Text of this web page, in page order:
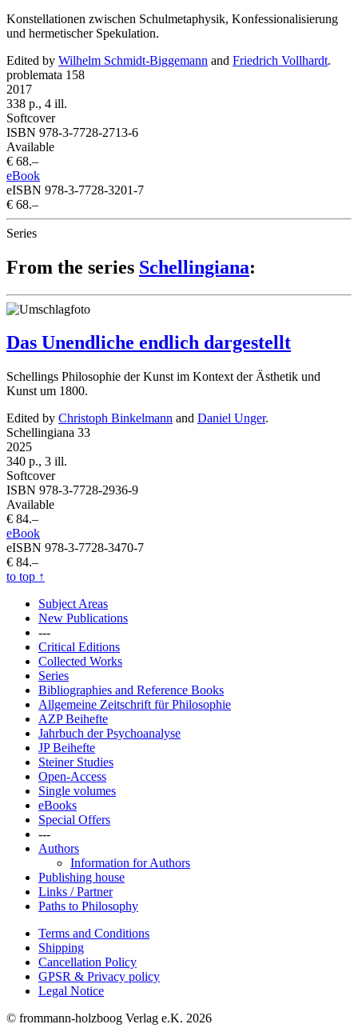
Konstellationen zwischen Schulmetaphysik, Konfessionalisierung
und hermetischer Spekulation.
Edited by Wilhelm Schmidt-Biggemann and Friedrich Vollhardt.
problemata 158
2017
338 p., 4 ill.
Softcover
ISBN 978-3-7728-2713-6
Available
€ 68.–
eBook
eISBN 978-3-7728-3201-7
€ 68.–
Series
From the series Schellingiana:
Das Unendliche endlich dargestellt
Schellings Philosophie der Kunst im Kontext der Ästhetik und
Kunst um 1800.
Edited by Christoph Binkelmann and Daniel Unger.
Schellingiana 33
2025
340 p., 3 ill.
Softcover
ISBN 978-3-7728-2936-9
Available
€ 84.–
eBook
eISBN 978-3-7728-3470-7
€ 84.–
to top ↑
Subject Areas
New Publications
---
Critical Editions
Collected Works
Series
Bibliographies and Reference Books
Allgemeine Zeitschrift für Philosophie
AZP Beihefte
Jahrbuch der Psychoanalyse
JP Beihefte
Steiner Studies
Open-Access
Single volumes
eBooks
Special Offers
---
Authors
Information for Authors
Publishing house
Links / Partner
Paths to Philosophy
Terms and Conditions
Shipping
Cancellation Policy
GPSR & Privacy policy
Legal Notice
© frommann-holzboog Verlag e.K. 2026